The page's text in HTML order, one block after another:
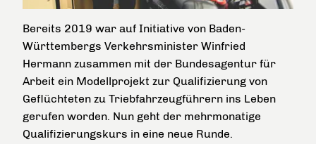
Bereits 2019 war auf Initiative von Baden-
Württembergs Verkehrsminister Winfried
Hermann zusammen mit der Bundesagentur für
Arbeit ein Modellprojekt zur Qualifizierung von
Geflüchteten zu Triebfahrzeugführern ins Leben
gerufen worden. Nun geht der mehrmonatige
Qualifizierungskurs in eine neue Runde.